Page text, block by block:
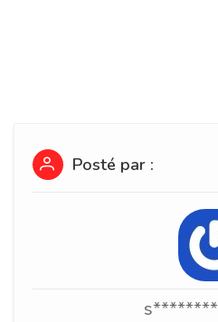
Posté par :